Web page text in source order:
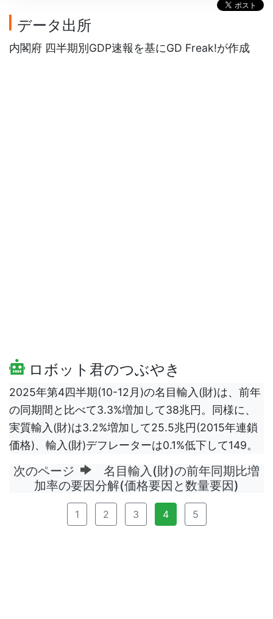
データ出所
内閣府 四半期別GDP速報を基にGD Freak!が作成
ロボット君のつぶやき
2025年第4四半期(10-12月)の名目輸入(財)は、前年
の同期間と比べて3.3%増加して38兆円。同様に、
実質輸入(財)は3.2%増加して25.5兆円(2015年連鎖
価格)、輸入(財)デフレーターは0.1%低下して149。
次のページ
名目輸入(財)の前年同期比増
加率の要因分解(価格要因と数量要因)
1 2 3 4 5